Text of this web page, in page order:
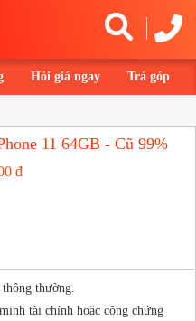
Hỏi giá ngay Trả góp
11 64GB - Cũ 99%
đ
thường.
tài chính hoặc công chứng